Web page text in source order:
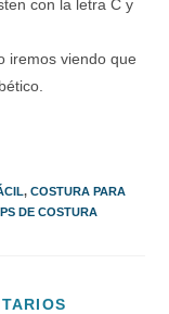
con la letra C y
iremos viendo que
, COSTURA PARA
DE COSTURA